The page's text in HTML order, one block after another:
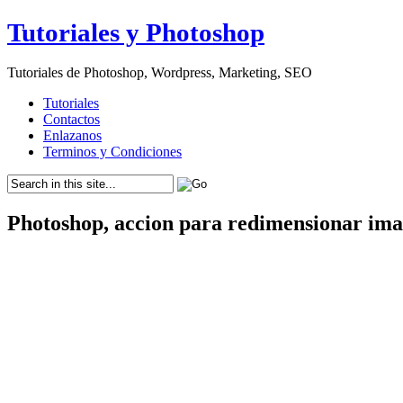
Tutoriales y Photoshop
Tutoriales de Photoshop, Wordpress, Marketing, SEO
Tutoriales
Contactos
Enlazanos
Terminos y Condiciones
Photoshop, accion para redimensionar